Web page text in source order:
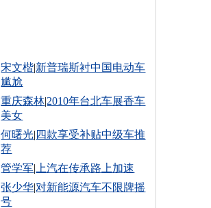
宋文楷|新普瑞斯衬中国电动车
尴尬
重庆森林|2010年台北车展香车
美女
何曙光| 四款享受补贴中级车推
荐
管学军| 上汽在传承路上加速
张少华|对新能源汽车不限牌摇
号